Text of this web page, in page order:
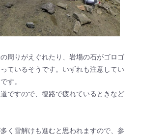
周りがえぐれたり、岩場の石がゴロゴ
ているそうです。いずれも注意してい
す。
ですので、復路で疲れているときなど
く雪解けも進むと思われますので、参